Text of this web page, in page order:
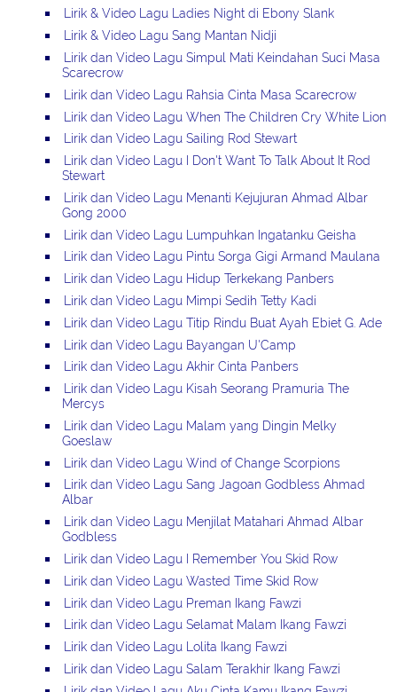
Lirik & Video Lagu Ladies Night di Ebony Slank
Lirik & Video Lagu Sang Mantan Nidji
Lirik dan Video Lagu Simpul Mati Keindahan Suci Masa
Scarecrow
Lirik dan Video Lagu Rahsia Cinta Masa Scarecrow
Lirik dan Video Lagu When The Children Cry White Lion
Lirik dan Video Lagu Sailing Rod Stewart
Lirik dan Video Lagu I Don't Want To Talk About It Rod
Stewart
Lirik dan Video Lagu Menanti Kejujuran Ahmad Albar
Gong 2000
Lirik dan Video Lagu Lumpuhkan Ingatanku Geisha
Lirik dan Video Lagu Pintu Sorga Gigi Armand Maulana
Lirik dan Video Lagu Hidup Terkekang Panbers
Lirik dan Video Lagu Mimpi Sedih Tetty Kadi
Lirik dan Video Lagu Titip Rindu Buat Ayah Ebiet G. Ade
Lirik dan Video Lagu Bayangan U'Camp
Lirik dan Video Lagu Akhir Cinta Panbers
Lirik dan Video Lagu Kisah Seorang Pramuria The
Mercys
Lirik dan Video Lagu Malam yang Dingin Melky
Goeslaw
Lirik dan Video Lagu Wind of Change Scorpions
Lirik dan Video Lagu Sang Jagoan Godbless Ahmad
Albar
Lirik dan Video Lagu Menjilat Matahari Ahmad Albar
Godbless
Lirik dan Video Lagu I Remember You Skid Row
Lirik dan Video Lagu Wasted Time Skid Row
Lirik dan Video Lagu Preman Ikang Fawzi
Lirik dan Video Lagu Selamat Malam Ikang Fawzi
Lirik dan Video Lagu Lolita Ikang Fawzi
Lirik dan Video Lagu Salam Terakhir Ikang Fawzi